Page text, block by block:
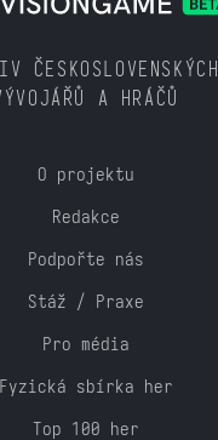
ČESKOSLOVENSKÝCH
A HRÁČŮ
O projektu
Redakce
Podpořte nás
Stáž / Praxe
Pro média
Fyzická sbírka her
Top 100 her